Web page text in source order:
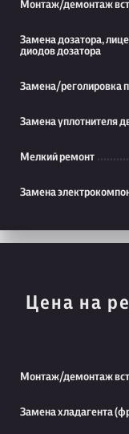
Монтаж/демонтаж
Замена дозатора,
диодов дозатора
Замена/реголировка
Замена уплотнителя
Мелкий ремонт
Замена
Цена на
Монтаж/демонтаж
Замена хладагента